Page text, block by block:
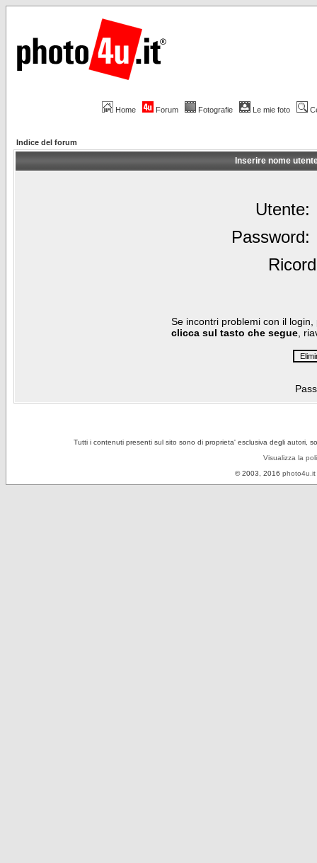
Home Forum Fotografie Le mie foto
Indice del forum
Inserire nome
Utente:
Password:
Se incontri problemi con il
clicca sul tasto che segue ,
Tutti i contenuti presenti sul sito sono di proprieta' esclusiva degli autori,
Visualizza la
© 2003, 2016 photo4u.it